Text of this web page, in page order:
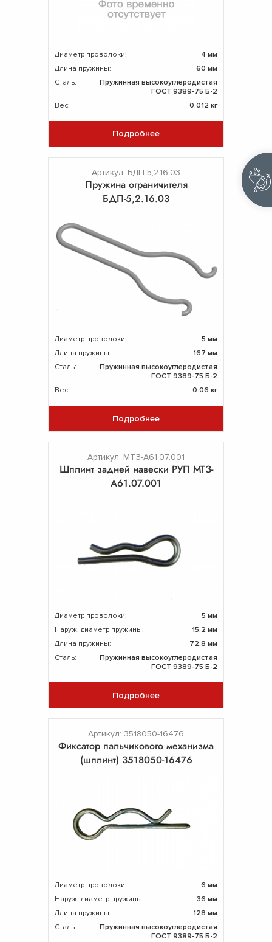
Диаметр проволоки:
4 мм
Длина пружины:
60 мм
Сталь:
Пружинная высокоуглеродистая
ГОСТ 9389-75 Б-2
Вес:
0.012 кг
Подробнее
Артикул: БДП-5,2.16.03
Пружина ограничителя
БДП-5,2.16.03
Диаметр проволоки:
5 мм
Длина пружины:
167 мм
Сталь:
Пружинная высокоуглеродистая
ГОСТ 9389-75 Б-2
Вес:
0.06 кг
Подробнее
Артикул: МТЗ-А61.07.001
Шплинт задней навески РУП МТЗ-
А61.07.001
Диаметр проволоки:
5 мм
Наруж. диаметр пружины:
15,2 мм
Длина пружины:
72.8 мм
Сталь:
Пружинная высокоуглеродистая
ГОСТ 9389-75 Б-2
Подробнее
Артикул: 3518050-16476
Фиксатор пальчикового механизма
(шплинт) 3518050-16476
Диаметр проволоки:
6 мм
Наруж. диаметр пружины:
36 мм
Длина пружины:
128 мм
Сталь:
Пружинная высокоуглеродистая
ГОСТ 9389-75 Б-2